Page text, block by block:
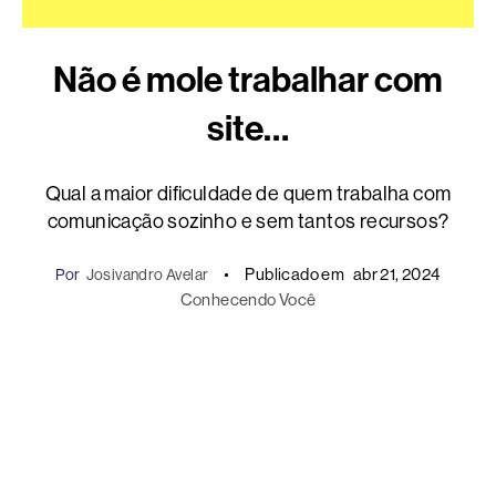
Não é mole trabalhar com
site…
Qual a maior dificuldade de quem trabalha com
comunicação sozinho e sem tantos recursos?
Por Josivandro Avelar Publicado em abr 21, 2024
Conhecendo Você